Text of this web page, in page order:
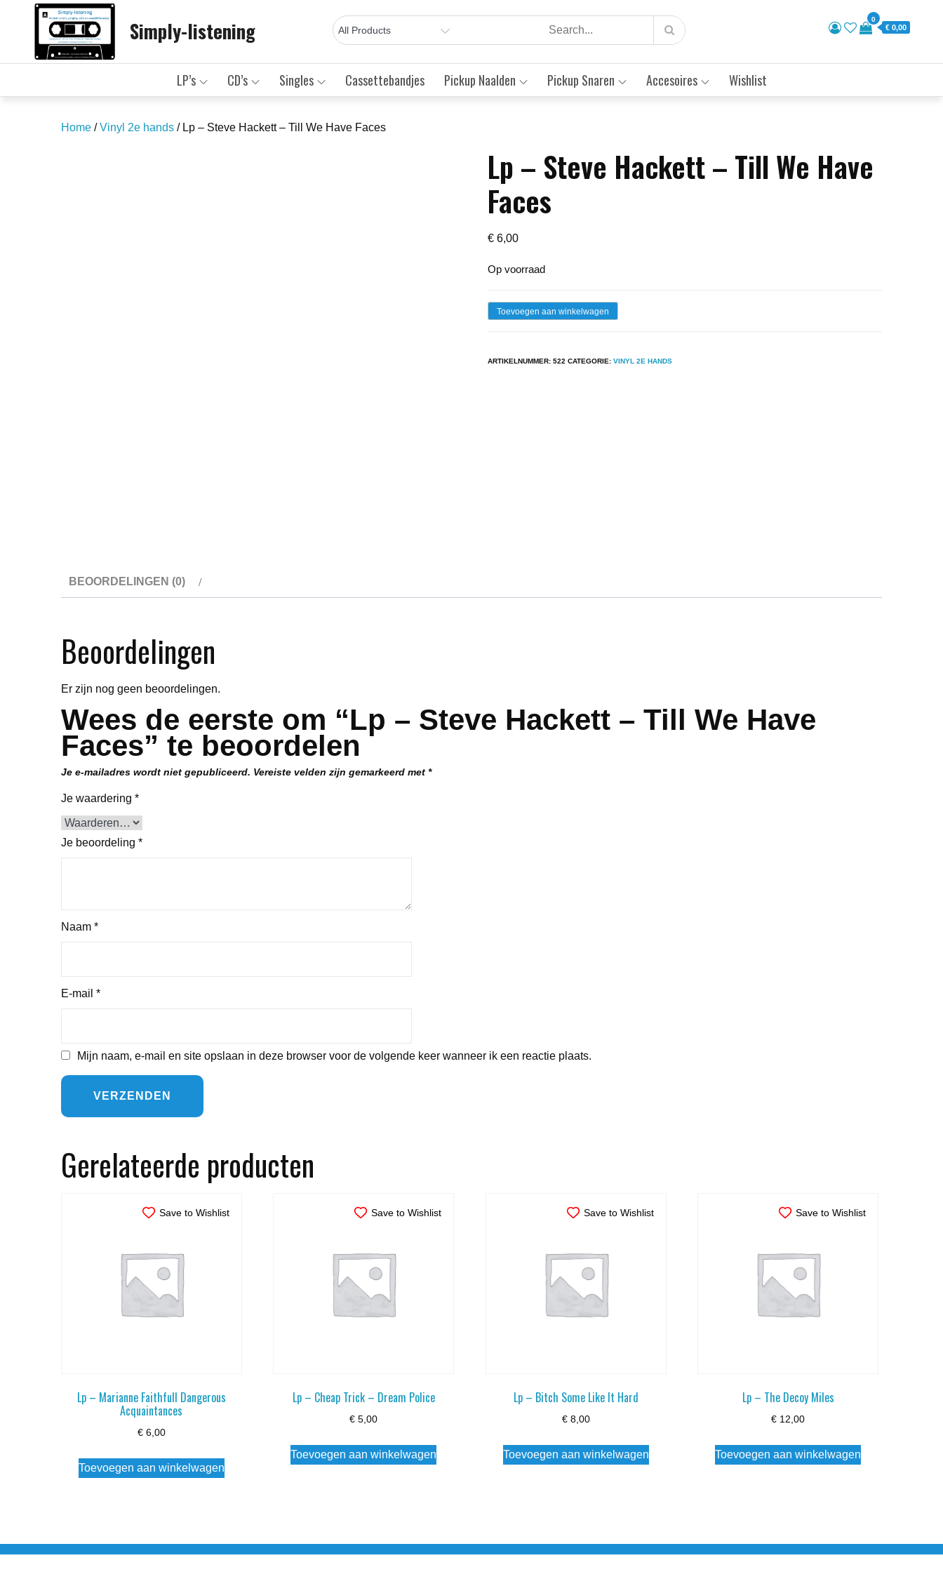
Simply-listening 0
€ 0,00
LP’s CD’s Singles Cassettebandjes Pickup Naalden Pickup Snaren Accesoires Wishlist
Home /Vinyl 2e hands / Lp – Steve Hackett – Till We Have Faces
Lp – Steve Hackett – Till We Have
Faces
€ 6,00
Op voorraad
LpToevoegen aan winkelwagen
ARTIKELNUMMER:522 CATEGORIE:VINYL 2E HANDS
BEOORDELINGEN (0)
Beoordelingen
Er zijn nog geen beoordelingen.
Wees de eerste om “Lp – Steve Hackett – Till We Have
Faces” te beoordelen
Je e-mailadres wordt niet gepubliceerd. Vereiste velden zijn gemarkeerd met *
Je waardering *
Je beoordeling *
Naam *
E-mail *
Mijn naam, e-mail en site opslaan in deze browser voor de volgende keer wanneer ik een reactie plaats.
Gerelateerde producten
Save to Wishlist
Lp – Marianne Faithfull Dangerous
Acquaintances
€6,00
Toevoegen aan winkelwagen
Save to Wishlist
Lp – Cheap Trick – Dream Police
€ 5,00
Toevoegen aan winkelwagen
Save to Wishlist
Lp – Bitch Some Like It Hard
€8,00
Toevoegen aan winkelwagen
Save to Wishlist
Lp – The Decoy Miles
€ 12,00
Toevoegen aan winkelwagen